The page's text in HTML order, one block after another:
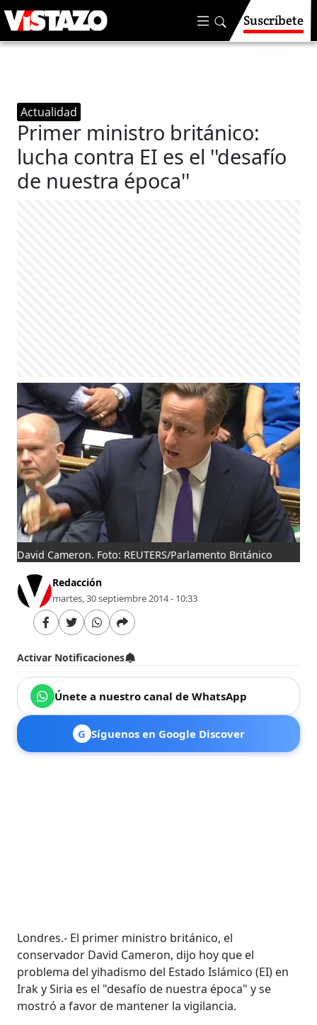
Suscríbete
Actualidad
Primer ministro británico:
lucha contra EI es el ''desafío
de nuestra época''
David Cameron. Foto: REUTERS/Parlamento Británico
Redacción
martes, 30 septiembre 2014 - 10:33
Activar Notificaciones
Únete a nuestro canal de WhatsApp
G Síguenos en Google Discover
Londres.- El primer ministro británico, el
conservador David Cameron, dijo hoy que el
problema del yihadismo del Estado Islámico (EI) en
Irak y Siria es el "desafío de nuestra época" y se
mostró a favor de mantener la vigilancia.